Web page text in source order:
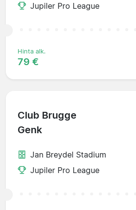
Jupiler Pro League
Hinta alk.
79 €
Club Brugge
Genk
Jan Breydel Stadium
Jupiler Pro League